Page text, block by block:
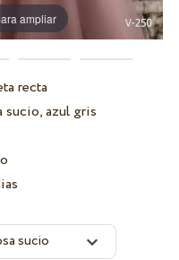
ampliar
recta
sucio, azul gris